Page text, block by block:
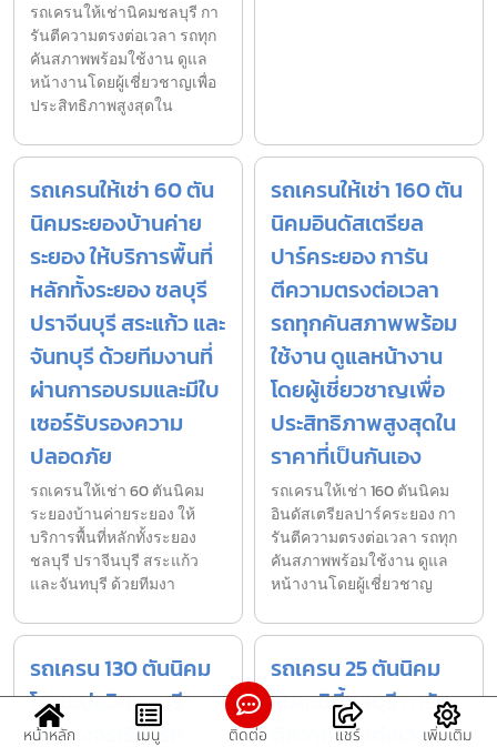
รถเครนให้เช่านิคมชลบุรี กา
รันตีความตรงต่อเวลา รถทุก
คันสภาพพร้อมใช้งาน ดูแล
หน้างานโดยผู้เชี่ยวชาญเพื่อ
ประสิทธิภาพสูงสุดใน
รถเครนให้เช่า 60 ตัน
นิคมระยองบ้านค่าย
ระยอง ให้บริการพื้นที่
หลักทั้งระยอง ชลบุรี
ปราจีนบุรี สระแก้ว และ
จันทบุรี ด้วยทีมงานที่
ผ่านการอบรมและมีใบ
เซอร์รับรองความ
ปลอดภัย
รถเครนให้เช่า 60 ตันนิคม
ระยองบ้านค่ายระยอง ให้
บริการพื้นที่หลักทั้งระยอง
ชลบุรี ปราจีนบุรี สระแก้ว
และจันทบุรี ด้วยทีมงา
รถเครนให้เช่า 160 ตัน
นิคมอินดัสเตรียล
ปาร์คระยอง การัน
ตีความตรงต่อเวลา
รถทุกคันสภาพพร้อม
ใช้งาน ดูแลหน้างาน
โดยผู้เชี่ยวชาญเพื่อ
ประสิทธิภาพสูงสุดใน
ราคาที่เป็นกันเอง
รถเครนให้เช่า 160 ตันนิคม
อินดัสเตรียลปาร์คระยอง กา
รันตีความตรงต่อเวลา รถทุก
คันสภาพพร้อมใช้งาน ดูแล
หน้างานโดยผู้เชี่ยวชาญ
รถเครน 130 ตันนิคม
โรจนะบ่อวินชลบุรี
ครบวงจรเรื่องรถ
รถเครน 25 ตันนิคม
อมตะซิตี้ชลบุรี การัน
ตีความตรงต่อเวลา
หน้าหลัก เมนู ติดต่อ แชร์ เพิ่มเติม